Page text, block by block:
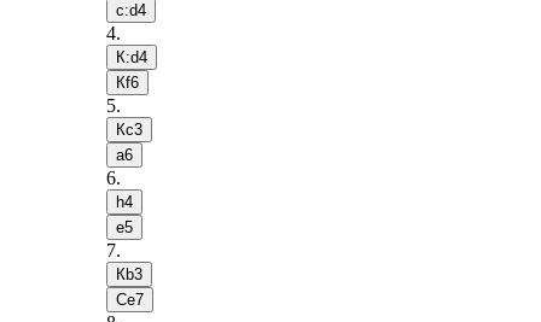
c:d4
4.
К:d4
Кf6
5.
Кc3
a6
6.
h4
e5
7.
Кb3
Сe7